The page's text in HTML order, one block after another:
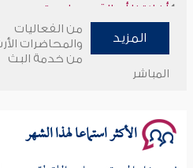
وأمنهم من خوف 9
سلسلة محاضرات نفحات
المزيد
من الفعاليات
والمحاضرات
من خدمة البث
المباشر
الأكثر استماعا لهذا الشهر